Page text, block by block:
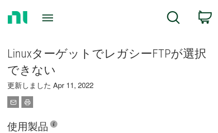
Search
LinuxターゲットでレガシーFTPが選択
できない
更新しました Apr 11, 2022
使用製品